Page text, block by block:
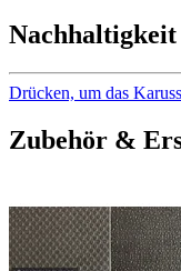
Nachhaltigkeit
Drücken, um das
Zubehör &